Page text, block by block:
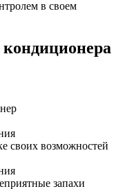
в своем
своих возможностей
запахи